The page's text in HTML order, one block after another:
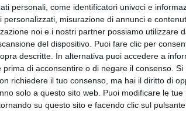
personali, come identificatori univoci e
personalizzati, misurazione di annunci e
noi e i nostri partner possiamo utilizzare
del dispositivo. Puoi fare clic per
descritte. In alternativa puoi accedere a
prima di acconsentire o di negare il consenso. Si
richiedere il tuo consenso, ma hai il diritto di
solo a questo sito web. Puoi modificare le
su questo sito e facendo clic sul
Powered by
e in concomitanza della sospensione
sopprime le corse scolastiche in pullman
corse ordinarie che si effettuano solo nel
Andria delle 8,40; Ruvo-Bitonto delle
delle 12,10; Bitonto-Bari delle 13,45. In